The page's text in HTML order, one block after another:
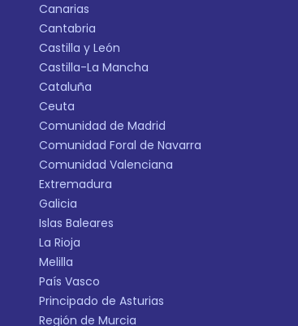
Canarias
Cantabria
Castilla y León
Castilla-La Mancha
Cataluña
Ceuta
Comunidad de Madrid
Comunidad Foral de Navarra
Comunidad Valenciana
Extremadura
Galicia
Islas Baleares
La Rioja
Melilla
País Vasco
Principado de Asturias
Región de Murcia